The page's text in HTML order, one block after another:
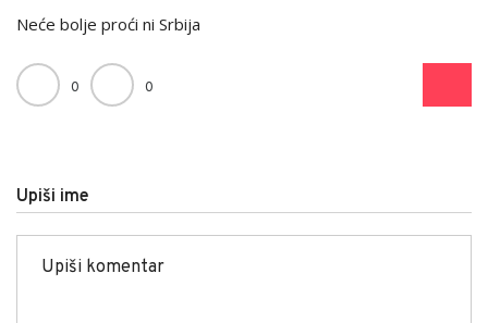
Neće bolje proći ni Srbija
0 0
Upiši ime